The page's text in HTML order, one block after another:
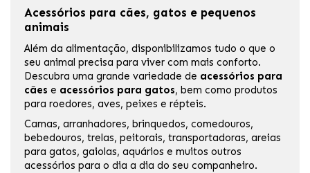
Acessórios para cães, gatos e pequenos
animais
Além da alimentação, disponibilizamos tudo o que o
seu animal precisa para viver com mais conforto.
Descubra uma grande variedade de acessórios para
cães e acessórios para gatos, bem como produtos
para roedores, aves, peixes e répteis.
Camas, arranhadores, brinquedos, comedouros,
bebedouros, trelas, peitorais, transportadoras, areias
para gatos, gaiolas, aquários e muitos outros
acessórios para o dia a dia do seu companheiro.